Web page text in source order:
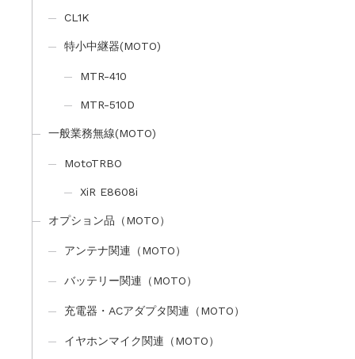
CL1K
特小中継器(MOTO)
MTR-410
MTR-510D
一般業務無線(MOTO)
MotoTRBO
XiR E8608i
オプション品（MOTO）
アンテナ関連（MOTO）
バッテリー関連（MOTO）
充電器・ACアダプタ関連（MOTO）
イヤホンマイク関連（MOTO）